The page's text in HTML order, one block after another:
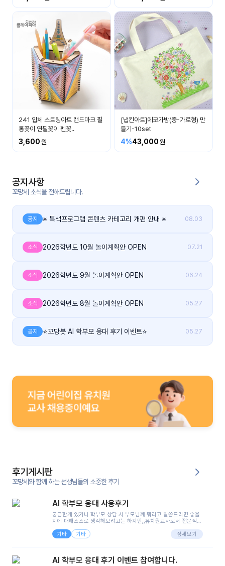
공지
사항
이벤
트
들의
이야
후기
게시
판
그
241 입체 스트링아트 랜드마크 필
통꽂이 연필꽂이 펜꽂..
3,600
[냅킨아트]에코가방(중-가로형) 만
들기-10set
4%43,000
공지사항
꼬망세 소식을 전해드립니다.
공지 ※ 특색프로그램 콘텐츠 카테고리 개편 안내 ※ 08.03
소식 2026학년도 10월 놀이계획안 OPEN 07.21
소식 2026학년도 9월 놀이계획안 OPEN 06.24
소식 2026학년도 8월 놀이계획안 OPEN 05.27
공지 ⭐꼬망봇 AI 학부모 응대 후기 이벤트⭐ 05.27
후기게시판
꼬망세와 함께 하는 선생님들의 소중한 후기
AI 학부모 응대 사용후기
궁금한게 있거나 학부모 상담 시 부모님께 뭐라고 말씀드리면 좋을
지에 대해스스로 생각해보려고는 하지만,,유치원교사로서 전문적인
려니 어려울때가...^^(저만 그런거 아니죠 ㅜㅜ)꼬망봇의 장점은 지
피티나 제미나이는 몇세이고 여자인지 남자인지 등그래도 좀 기본
정보를 제공하면서 물어봐야할 때가 있어그때마다 정보를 입력하는
으셔서 고민이 됐는데ai 학부모 응대를 써볼 수 있어서 좋았어요!앞
기타 기타 상세보기
AI 학부모 응대 후기 이벤트 참여합니다.